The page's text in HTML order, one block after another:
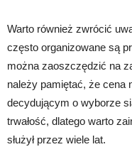
Warto również zwrócić
często organizowane są
można zaoszczędzić na
należy pamiętać, że cena
decydującym o wyborze
trwałość, dlatego warto
służył przez wiele lat.